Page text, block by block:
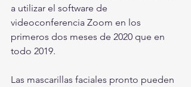
a utilizar el software de
videoconferencia Zoom en los
primeros dos meses de 2020 que en
todo 2019.
Las mascarillas faciales pronto pueden